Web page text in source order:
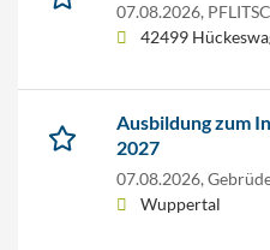
07.08.2026,
42499
Ausbildung zum
2027
07.08.2026,
Wuppertal